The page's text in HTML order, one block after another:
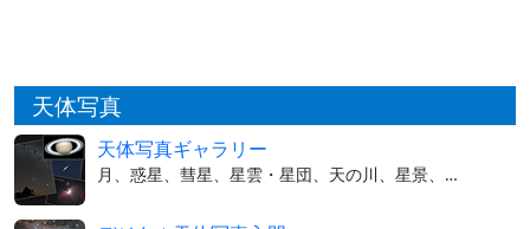
天体写真
天体写真ギャラリー
月、惑星、彗星、星雲・星団、天の川、星景、…